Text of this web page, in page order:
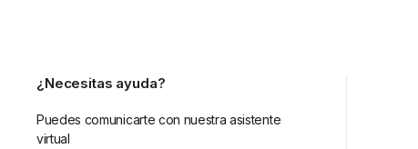
¿Necesitas ayuda?
Puedes comunicarte con nuestra asistente
virtual